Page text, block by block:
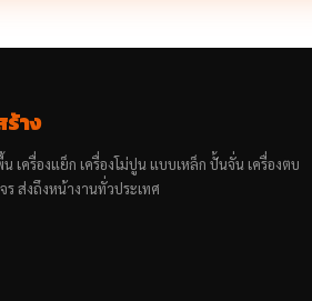
าง
เครื่องแย็ก เครื่องโม่ปูน แบบเหล็ก ปั้นจั่น เครื่องตบ
ส่งถึงหน้างานทั่วประเทศ